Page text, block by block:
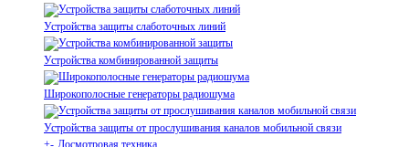
Устройства защиты слаботочных линий
Устройства комбинированной защиты
Широкополосные генераторы радиошума
Устройства защиты от прослушивания каналов мобильной связи
+- Досмотровая техника